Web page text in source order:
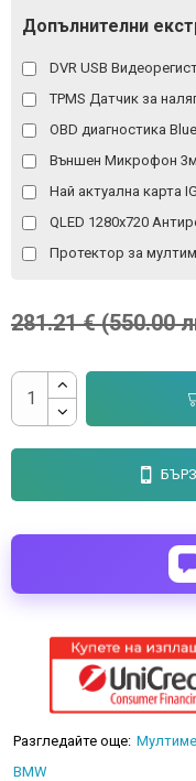
281.21 € (550.00
Допълнителни
DVR USB
TPMS Датчик за
OBD диагностика
Външен Микрофон 3м.
Най актуална карта
QLED 1280x720
Протектор за
Разгледайте още:
BMW